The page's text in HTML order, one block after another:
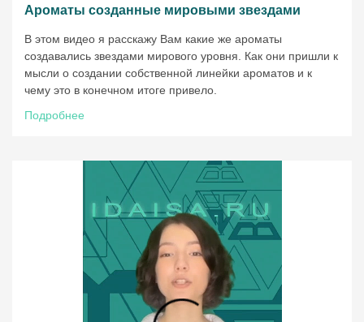
Ароматы созданные мировыми звездами
В этом видео я расскажу Вам какие же ароматы
создавались звездами мирового уровня. Как они пришли к
мысли о создании собственной линейки ароматов и к
чему это в конечном итоге привело.
Подробнее